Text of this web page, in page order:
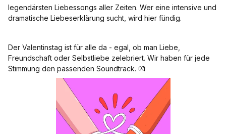
legendärsten Liebessongs aller Zeiten. Wer eine intensive und
dramatische Liebeserklärung sucht, wird hier fündig.
Der Valentinstag ist für alle da - egal, ob man Liebe,
Freundschaft oder Selbstliebe zelebriert. Wir haben für jede
Stimmung den passenden Soundtrack. 💏